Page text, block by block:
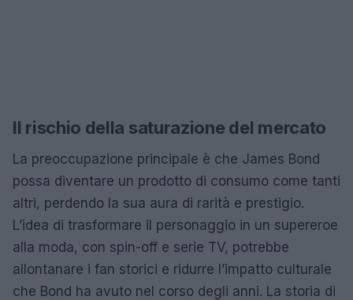
Il rischio della saturazione del mercato
La preoccupazione principale è che James Bond
possa diventare un prodotto di consumo come tanti
altri, perdendo la sua aura di rarità e prestigio.
L’idea di trasformare il personaggio in un supereroe
alla moda, con spin-off e serie TV, potrebbe
allontanare i fan storici e ridurre l’impatto culturale
che Bond ha avuto nel corso degli anni. La storia di